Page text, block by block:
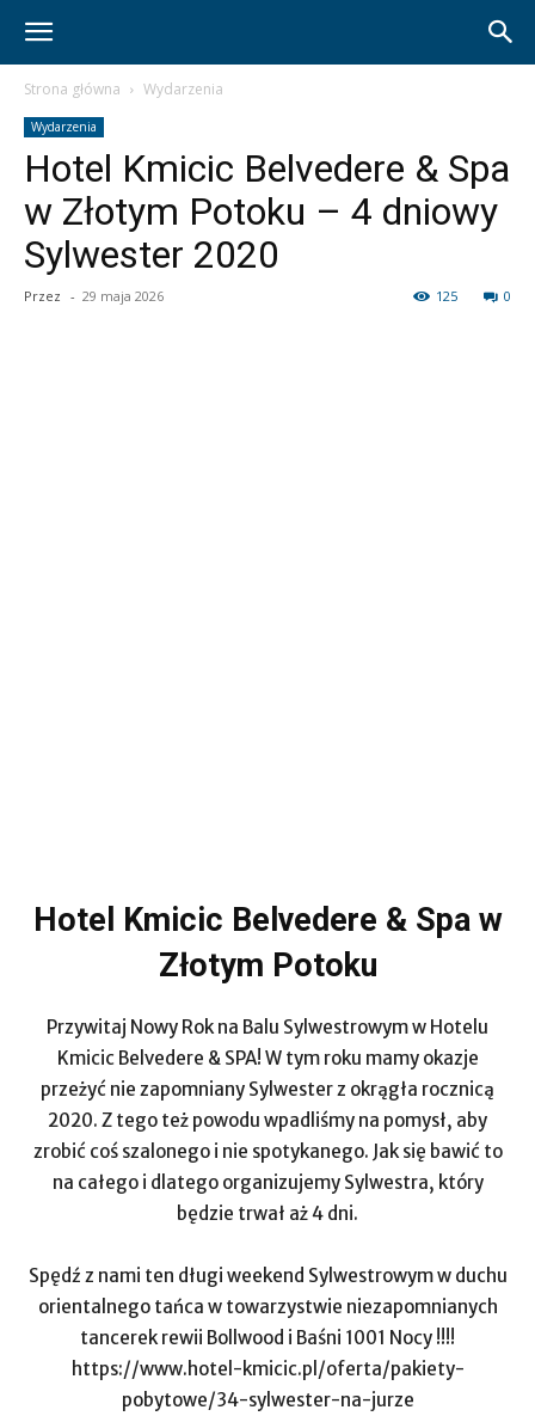
Strona główna Wydarzenia
Wydarzenia
Hotel Kmicic Belvedere & Spa
w Złotym Potoku – 4 dniowy
Sylwester 2020
Przez - 29 maja 2026 0
125
Hotel Kmicic Belvedere & Spa w
Złotym Potoku
Przywitaj Nowy Rok na Balu Sylwestrowym w Hotelu
Kmicic Belvedere & SPA! W tym roku mamy okazje
przeżyć nie zapomniany Sylwester z okrągła rocznicą
2020. Z tego też powodu wpadliśmy na pomysł, aby
zrobić coś szalonego i nie spotykanego. Jak się bawić to
na całego i dlatego organizujemy Sylwestra, który
będzie trwał aż 4 dni.
Spędź z nami ten długi weekend Sylwestrowym w duchu
orientalnego tańca w towarzystwie niezapomnianych
tancerek rewii Bollwood i Baśni 1001 Nocy !!!!
https://www.hotel-kmicic.pl/oferta/pakiety-
pobytowe/34-sylwester-na-jurze